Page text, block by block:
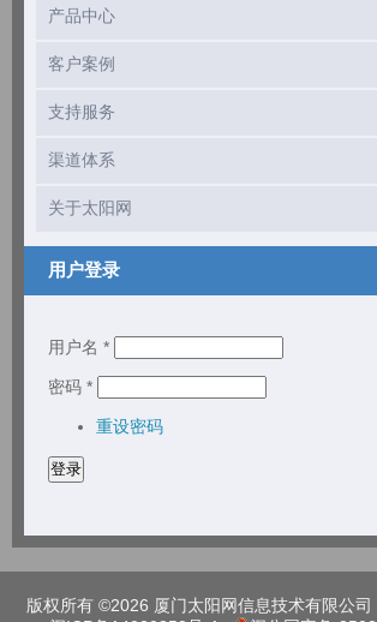
产品中心
客户案例
支持服务
渠道体系
关于太阳网
用户登录
用户名 *
密码 *
重设密码
版权所有 ©2026 厦门太阳网信息技术有限公司